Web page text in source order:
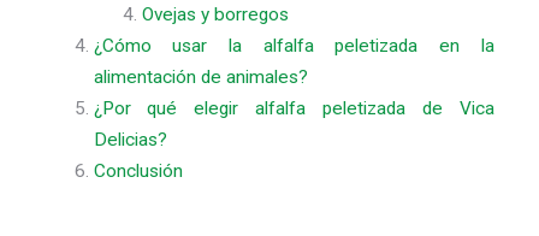
Ovejas y borregos
¿Cómo usar la alfalfa peletizada en la
alimentación de animales?
¿Por qué elegir alfalfa peletizada de Vica
Delicias?
Conclusión